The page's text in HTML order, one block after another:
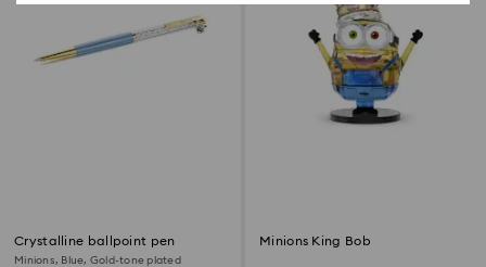
Crystalline ballpoint pen
Minions, Blue, Gold-tone plated
Minions King Bob